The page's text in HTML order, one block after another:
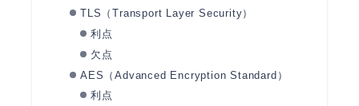
TLS（Transport Layer Security）
利点
欠点
AES（Advanced Encryption Standard）
利点